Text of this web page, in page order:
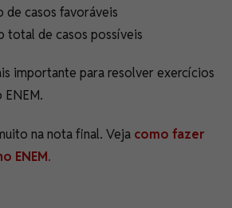
de casos favoráveis
total de casos possíveis
importante para resolver exercícios
na nota final. Veja como fazer
ENEM.